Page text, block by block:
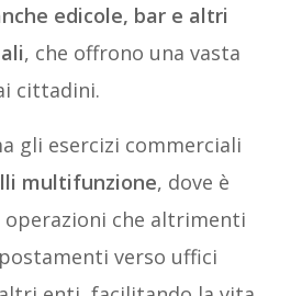
edicole, bar e altri
, che offrono una vasta
cittadini.
gli esercizi commerciali
multifunzione, dove è
operazioni che altrimenti
verso uffici